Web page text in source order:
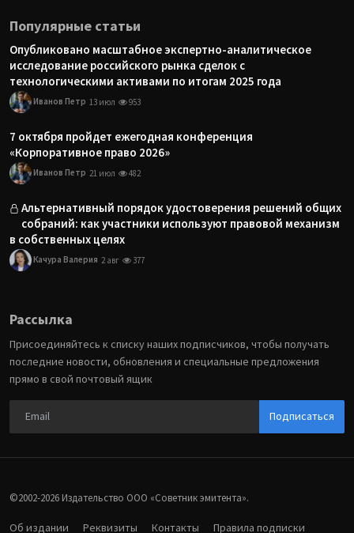
Популярные статьи
Опубликовано масштабное экспертно-аналитическое
исследование российского рынка сделок с
технологическими активами по итогам 2025 года
Иванов Петр 13 июл 953
7 октября пройдет ежегодная конференция
«Корпоративное право 2026»
Иванов Петр 21 июл 482
Альтернативный порядок удостоверения решений общих
собраний: как участники используют правовой механизм
в собственных целях
Качура Валерия 2 авг 377
Рассылка
Присоединяйтесь к списку наших подписчиков, чтобы получать
последние новости, обновления и специальные предложения
прямо в свой почтовый ящик
Подписаться
©2002-2026 Издательство ООО «‎Советник эмитента».
Об издании Реквизиты Контакты Правила подписки